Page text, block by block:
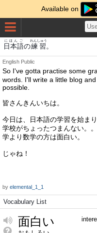
Available on
日本語
にほんご
の練習
れんしゅう
。
English Public
So I've gotta practise some
words. I'll write a little blog
possible.
皆さんきんいちは。
今日は、日本語の学習を始ま
学校がちょったつまんない。
学より数学の方は面白い。
じゃね！
by elemental_1_1
Vocabulary List
面白い